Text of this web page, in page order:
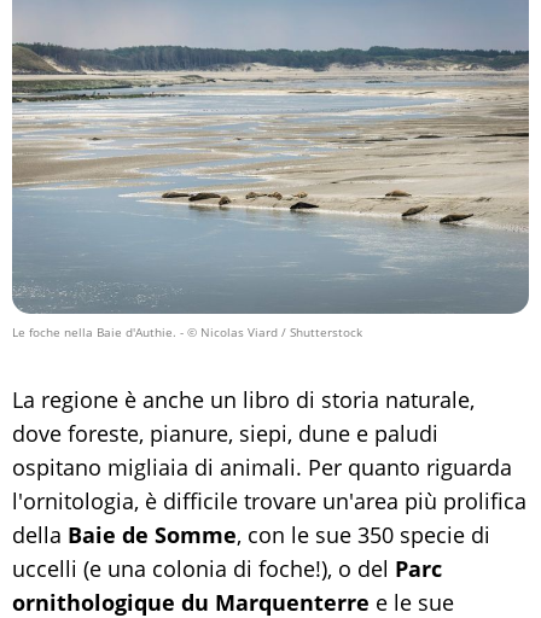
Le foche nella Baie d'Authie. - © Nicolas Viard / Shutterstock
La regione è anche un libro di storia naturale,
dove foreste, pianure, siepi, dune e paludi
ospitano migliaia di animali. Per quanto riguarda
l'ornitologia, è difficile trovare un'area più prolifica
della Baie de Somme, con le sue 350 specie di
uccelli (e una colonia di foche!), o del Parc
ornithologique du Marquenterre e le sue